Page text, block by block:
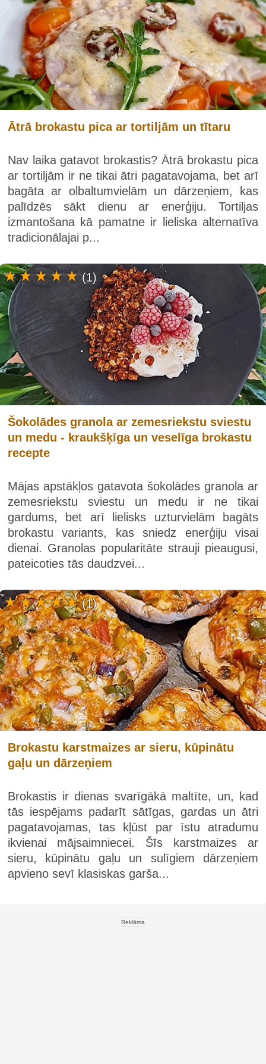
Ātrā brokastu pica ar tortiljām un tītaru
Nav laika gatavot brokastis? Ātrā brokastu pica
ar tortiljām ir ne tikai ātri pagatavojama, bet arī
bagāta ar olbaltumvielām un dārzeņiem, kas
palīdzēs sākt dienu ar enerģiju. Tortiljas
izmantošana kā pamatne ir lieliska alternatīva
tradicionālajai p...
Šokolādes granola ar zemesriekstu sviestu
un medu - kraukšķīga un veselīga brokastu
recepte
Mājas apstākļos gatavota šokolādes granola ar
zemesriekstu sviestu un medu ir ne tikai
gardums, bet arī lielisks uzturvielām bagāts
brokastu variants, kas sniedz enerģiju visai
dienai. Granolas popularitāte strauji pieaugusi,
pateicoties tās daudzvei...
(1)
Brokastu karstmaizes ar sieru, kūpinātu
gaļu un dārzeņiem
Brokastis ir dienas svarīgākā maltīte, un, kad
tās iespējams padarīt sātīgas, gardas un ātri
pagatavojamas, tas kļūst par īstu atradumu
ikvienai mājsaimniecei. Šīs karstmaizes ar
sieru, kūpinātu gaļu un sulīgiem dārzeņiem
apvieno sevī klasiskas garša...
(1)
Reklāma